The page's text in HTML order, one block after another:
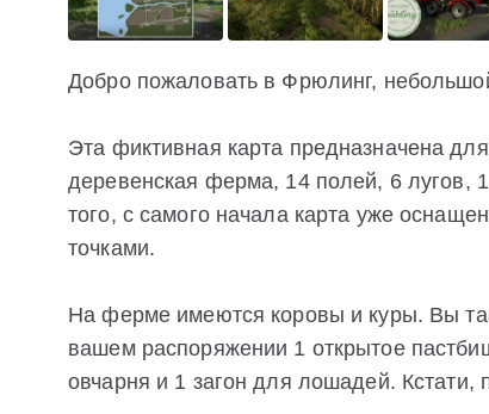
Добро пожаловать в Фрюлинг,
Эта фиктивная карта предназначена
деревенская ферма, 14 полей, 6 лугов,
того, с самого начала карта уже
точками.
На ферме имеются коровы и куры. Вы
вашем распоряжении 1 открытое
овчарня и 1 загон для лошадей.